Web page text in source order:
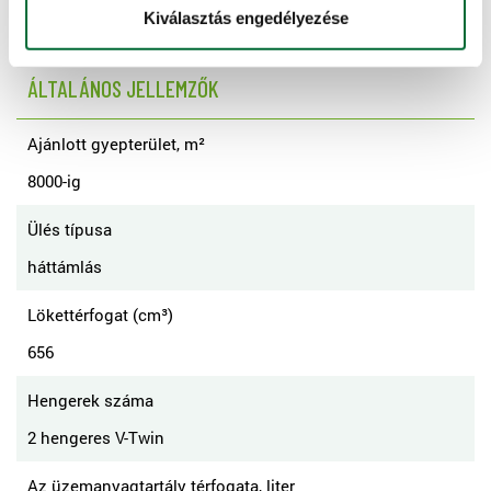
Kiválasztás engedélyezése
ÁLTALÁNOS JELLEMZŐK
Ajánlott gyepterület, m²
8000-ig
Ülés típusa
háttámlás
Lökettérfogat (cm³)
656
Hengerek száma
2 hengeres V-Twin
Az üzemanyagtartály térfogata, liter